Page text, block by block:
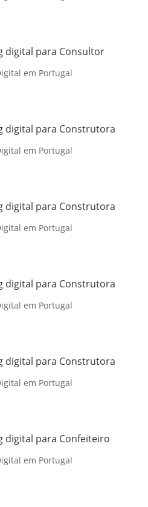
digital para Consultor
em Portugal
digital para Construtora
em Portugal
digital para Construtora
em Portugal
digital para Construtora
em Portugal
digital para Construtora
em Portugal
digital para Confeiteiro
em Portugal